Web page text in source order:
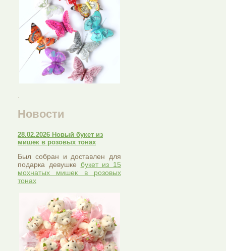
Новости
28.02.2026 Новый букет из
мишек в розовых тонах
Был собран и доставлен для
подарка девушке букет из 15
мохнатых мишек в розовых
тонах